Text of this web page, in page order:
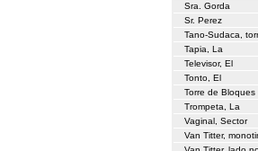
Sra. Gorda
Sr. Perez
Tano-Sudaca,
Tapia, La
Televisor, El
Tonto, El
Torre de Bloques
Trompeta, La
Vaginal, Sector
Van Titter,